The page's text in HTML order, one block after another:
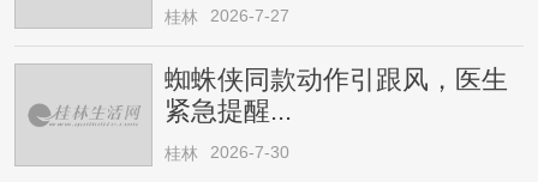
桂林 2026-7-27
蜘蛛侠同款动作引跟风，医生
紧急提醒...
桂林 2026-7-30